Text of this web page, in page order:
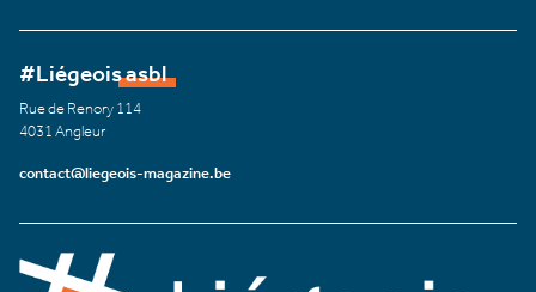
#Liégeois asbl
Rue de Renory 114
4031 Angleur
contact@liegeois-magazine.be